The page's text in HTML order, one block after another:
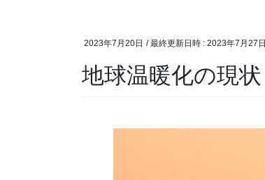
2023年7月20日 / 最終更新日時 : 2023年7月27日
地球温暖化の現状